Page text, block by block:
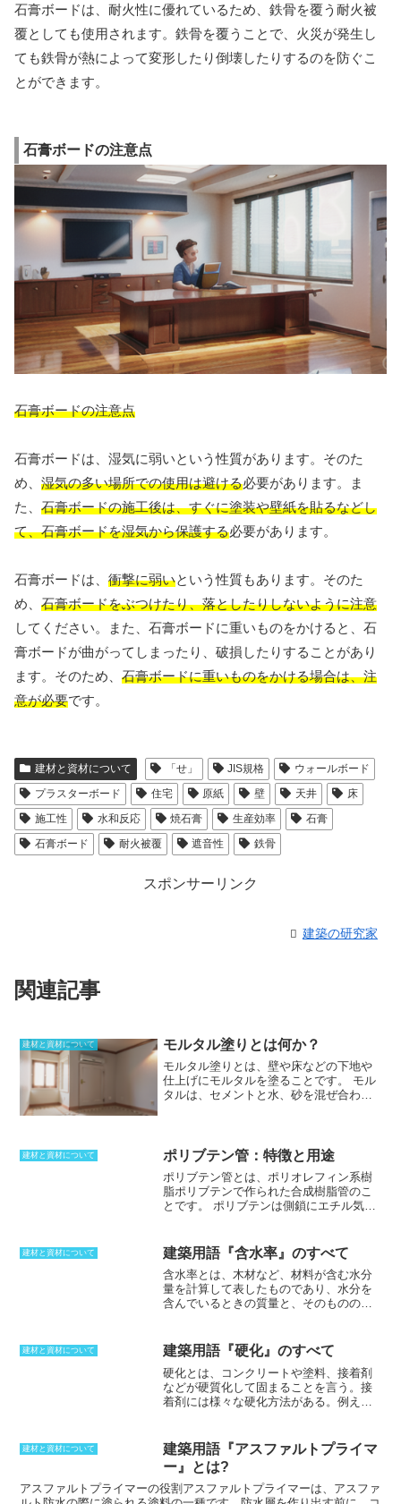
石膏ボードは、耐火性に優れているため、鉄骨を覆う耐火被
覆としても使用されます。鉄骨を覆うことで、火災が発生し
ても鉄骨が熱によって変形したり倒壊したりするのを防ぐこ
とができます。
石膏ボードの注意点
石膏ボードの注意点
石膏ボードは、湿気に弱いという性質があります。そのた
め、 湿気の多い場所での使用は避ける必要があります。ま
た、 石膏ボードの施工後は、すぐに塗装や壁紙を貼るなどし
て、石膏ボードを湿気から保護する必要があります。
石膏ボードは、 衝撃に弱いという性質もあります。そのた
め、 石膏ボードをぶつけたり、落としたりしないように注意
してください。また、石膏ボードに重いものをかけると、石
膏ボードが曲がってしまったり、破損したりすることがあり
ます。そのため、 石膏ボードに重いものをかける場合は、注
意が必要です。
建材と資材について 「せ」 JIS規格
ウォールボード
プラスターボード
住宅 原紙 壁 天井
床
施工性
水和反応 焼石膏 生産効率
石膏
石膏ボード
耐火被覆 遮音性 鉄骨
スポンサーリンク
建築の研究家
関連記事
建材と資材について モルタル塗りとは何か？
モルタル塗りとは、壁や床などの下地や
仕上げにモルタルを塗ることです。
モル
タルは、セメントと水、砂を混ぜ合わせ
め指向性がよく仕上げ材、躯体（くた
い）、目地材などの調整にも使用されま
す。コンクリートとの違いは砂利が入ら
ない点で、コンクリートよりも高価にな
ります。クリープ現象といった伸縮を起
縮によるはく離やひび割れが発生しやす
いので注意が必要です。一定の厚さ以上
のモルタルは防火構造としても認められ
ます。
建材と資材について ポリブテン管：特徴と用途
ポリブテン管とは、ポリオレフィン系樹
脂ポリブテンで作られた合成樹脂管のこ
とです。
ポリブテンは側鎖にエチル気を
つ。また、この特殊な分子構造により、
耐熱クリープ性、耐ストレスクラック性
を示す。さらに、ポリブテン樹脂は超高
分子量であるが、結晶化度が低く密度が
0.92と低いため、柔軟性に富む。耐熱
まで広い温度範囲で用いられている。ポ
れ、継ぎ手は射出成型や二次加工によっ
て製造されるため、均一で安定した品質
の管が得られる。
建材と資材について 建築用語『含水率』のすべて
含水率とは、木材など、材料が含む水分
量を計算して表したものであり、水分を
含んでいるときの質量と、そのものの重
は、重量基準と体積基準の2種類があり、
単に含水率と呼ぶ場合は、一般的に重量
含水率のことを指す。単位は無次元で、
百分率である「％」で表す。重量基準含
水率は、基本的に、水分の重量を固形分
の重量を固形分の重量で除したものであ
る「乾量基準」は、「含水比」と呼ばれ
ていて、別物として認識されている。し
かし、木材の場合は別で、乾量基準でも
建材と資材について 建築用語『硬化』のすべて
硬化とは、コンクリートや塗料、接着剤
などが硬質化して固まることを言う。接
着剤には様々な硬化方法がある。例え
物。あるいは、瞬間接着剤のように空気
中の水分と反応して硬化する物。そし
て、アクリル樹脂系のように紫外線を照
射することにより、短時間で硬化する物
建材と資材について
建築用語『アスファルトプライマ
ー』とは?
アスファルトプライマーの役割 アスファルトプライマーは、アスファ